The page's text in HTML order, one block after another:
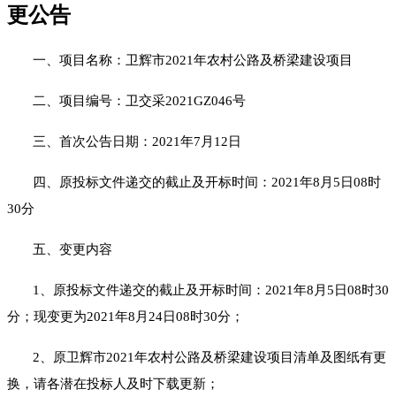
更公告
一、项目名称：卫辉市2021年农村公路及桥梁建设项目
二、项目编号：卫交采2021GZ046号
三、首次公告日期： 2021年7 月 12 日
四、原投标文件递交的截止及开标时间： 2021年8月5日08时
30分
五、变更内容
1、原投标文件递交的截止及开标时间：2021年8月5日08时30
分 ； 现变更为2021年8月 24日08时30分 ；
2、原卫辉市2021年农村公路及桥梁建设项目 清单及图纸有更
换， 请各潜在投标人及时下载更新 ；